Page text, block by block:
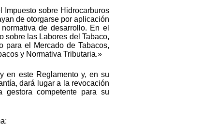
sobre Hidrocarburos
de otorgarse por aplicación
de desarrollo. En el
sobre las Labores del Tabaco,
para el Mercado de Tabacos,
y Normativa Tributaria.»
en este Reglamento y, en su
dará lugar a la revocación
competente para su